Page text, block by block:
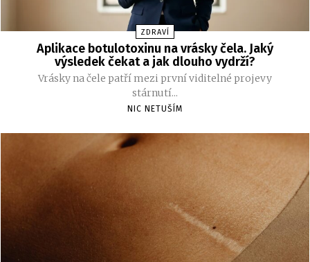
ZDRAVÍ
Aplikace botulotoxinu na vrásky čela. Jaký
výsledek čekat a jak dlouho vydrží?
Vrásky na čele patří mezi první viditelné projevy
stárnutí...
NIC NETUŠÍM